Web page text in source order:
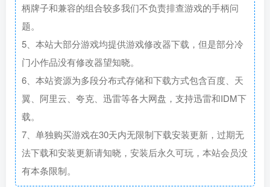
柄牌子和兼容的组合较多我们不负责排查游戏的手柄问
题。
5、本站大部分游戏均提供游戏修改器下载，但是部分冷
门小作品没有修改器望知晓。
6、本站资源为多段分布式存储和下载方式包含百度、天
翼、阿里云、夸克、迅雷等各大网盘，支持迅雷和IDM下
载。
7、单独购买游戏在30天内无限制下载安装更新，过期无
法下载和安装更新请知晓，安装后永久可玩，本站会员没
有本条限制。